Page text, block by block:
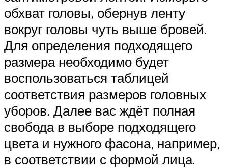
обхват головы, обернув ленту
вокруг головы чуть выше бровей.
Для определения подходящего
размера необходимо будет
воспользоваться таблицей
соответствия размеров головных
уборов. Далее вас ждёт полная
свобода в выборе подходящего
цвета и нужного фасона, например,
в соответствии с формой лица.